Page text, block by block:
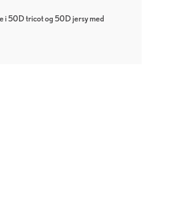
i 50D tricot og 50D jersy med